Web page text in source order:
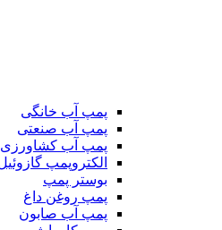
پمپ آب خانگی
پمپ آب صنعتی
پمپ آب کشاورزی
الکتروپمپ
بوستر پمپ
پمپ روغن داغ
پمپ آب صابون